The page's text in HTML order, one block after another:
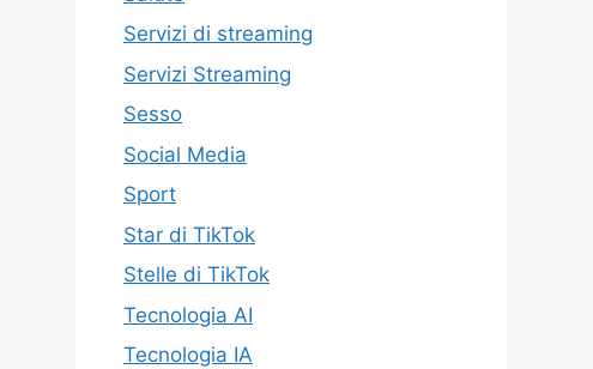
Servizi di streaming
Servizi Streaming
Sesso
Social Media
Sport
Star di TikTok
Stelle di TikTok
Tecnologia AI
Tecnologia IA